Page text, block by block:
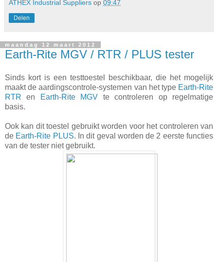
ATHEX Industrial Suppliers op 09:47
Delen
maandag 12 maart 2012
Earth-Rite MGV / RTR / PLUS tester
Sinds kort is een testtoestel beschikbaar, die het mogelijk
maakt de aardingscontrole-systemen van het type Earth-Rite
RTR en Earth-Rite MGV te controleren op regelmatige
basis.
Ook kan dit toestel gebruikt worden voor het controleren van
de Earth-Rite PLUS. In dit geval worden de 2 eerste functies
van de tester niet gebruikt.